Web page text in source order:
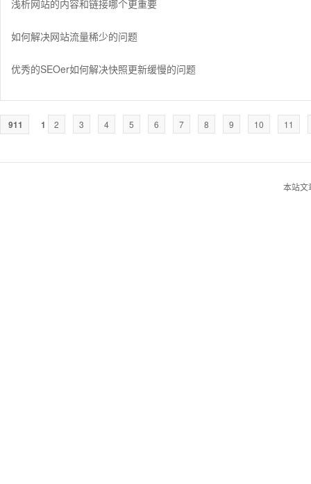
浅析网站的内容和链接哪个更重要
如何解决网站流量稀少的问题
优秀的SEOer如何解决快照更新缓慢的问题
911 1 2 3 4 5 6 7 8 9 10 11
本站文